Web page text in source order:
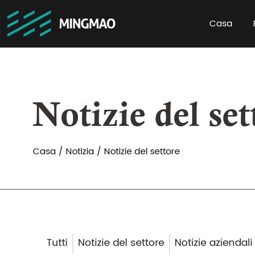
Casa
Notizie del
Casa / Notizia / Notizie del settore
Tutti Notizie del settore Notizie aziendali